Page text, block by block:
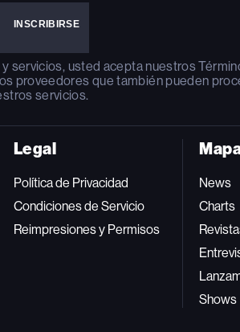
servicios, usted acepta nuestros
proveedores que también pueden
servicios.
Legal
Política de Privacidad
Condiciones de Servicio
Reimpresiones y Permisos
News
Charts
Shows